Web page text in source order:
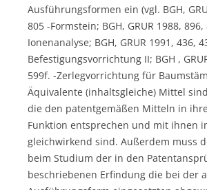
Ausführungsformen ein (vgl. BGH,
805 -Formstein; BGH, GRUR 1988, 896,
Ionenanalyse; BGH, GRUR 1991, 436,
Befestigungsvorrichtung II; BGH ,
599f. -Zerlegvorrichtung für
Äquivalente (inhaltsgleiche) Mittel
die den patentgemäßen Mitteln in
Funktion entsprechen und mit ihnen
gleichwirkend sind. Außerdem muss
beim Studium der in den
beschriebenen Erfindung die bei der